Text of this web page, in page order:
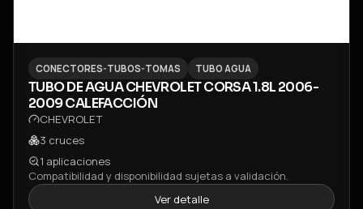
CONECTORES-TUBOS-TOMAS TUBO AGUA
TUBO DE AGUA CHEVROLET CORSA 1.8L 2006-
2009 CALEFACCIÓN
CHEVROLET
3 cruces
1 aplicaciones
Compatibilidad y disponibilidad sujetas a validación.
Ver detalle